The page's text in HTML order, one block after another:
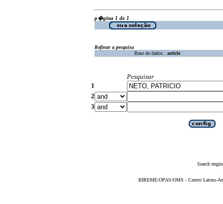
p�gina 1 de 1
Refinar a pesquisa
Base de dados : article
Pesquisar
1
2
3
Search
BIREME/OPAS/OMS - Centro Latino-